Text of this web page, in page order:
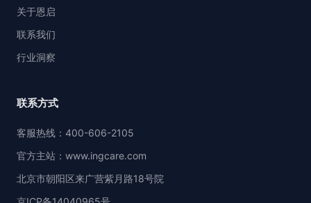
关于恩启
联系我们
行业洞察
联系方式
客服热线：400-606-2105
官方主站：www.ingcare.com
北京市朝阳区来广营紫月路18号院